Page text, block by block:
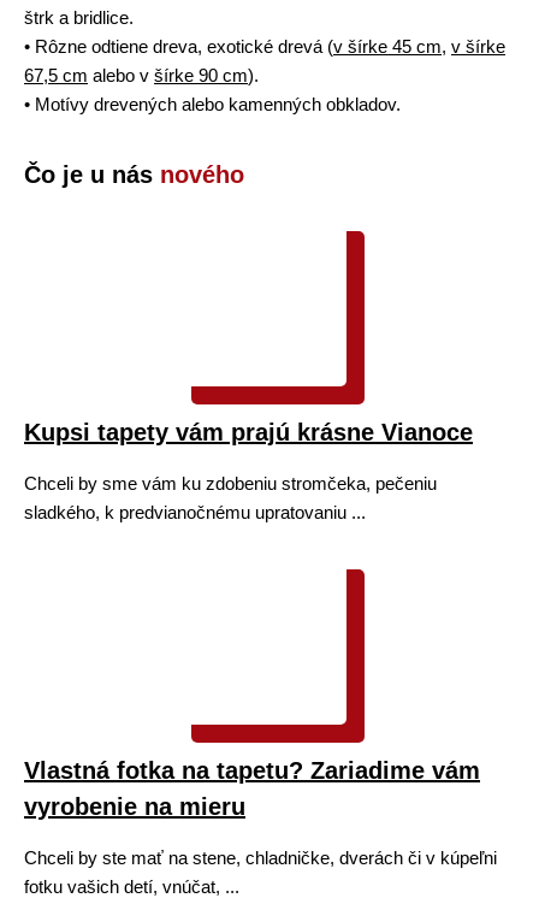
štrk a bridlice.
• Rôzne odtiene dreva, exotické drevá (v šírke 45 cm, v šírke
67,5 cm alebo v šírke 90 cm).
• Motívy drevených alebo kamenných obkladov.
Čo je u nás nového
Kupsi tapety vám prajú krásne Vianoce
Chceli by sme vám ku zdobeniu stromčeka, pečeniu
sladkého, k predvianočnému upratovaniu ...
Vlastná fotka na tapetu? Zariadime vám
vyrobenie na mieru
Chceli by ste mať na stene, chladničke, dverách či v kúpeľni
fotku vašich detí, vnúčat, ...